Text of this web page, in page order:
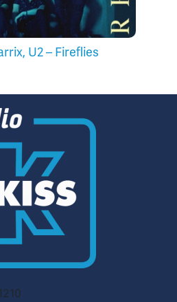
U2 – Fireflies